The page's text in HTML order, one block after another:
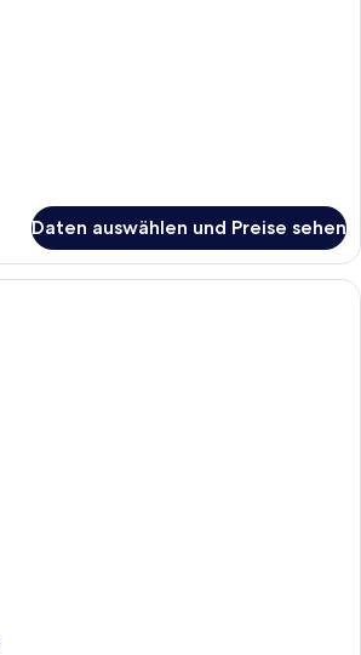
Daten auswählen und Preise sehen